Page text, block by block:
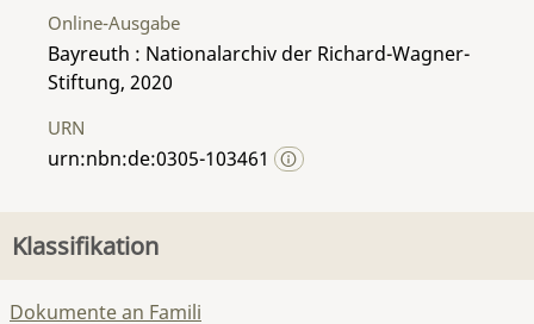
Online-Ausgabe
Bayreuth : Nationalarchiv der Richard-Wagner-
Stiftung, 2020
URN
urn:nbn:de:0305-103461
Klassifikation
Dokumente an Famili